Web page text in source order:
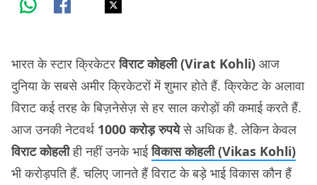
भारत के स्टार क्रिकेटरविराट कोहली (Virat Kohli) आज
दुनिया के सबसे अमीर क्रिकेटरों में शुमार होते हैं. क्रिकेट के अलावा
विराट कई तरह के बिज़नेसेज़ से हर साल करोड़ों की कमाई करते हैं.
आज उनकी नेटवर्थ 1000 करोड़ रुपयेसे अधिक है. लेकिन केवल
विराट कोहलीही नहीं उनके भाईविकास कोहली (Vikas Kohli)
भी करोड़पति हैं. चलिए जानते हैं विराट के बड़े भाई विकास कौन हैं